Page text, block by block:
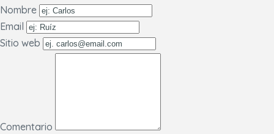
Nombre
Email
Sitio web
Comentario